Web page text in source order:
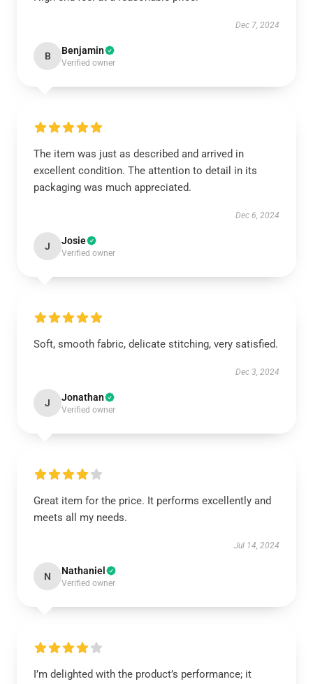
Dec 7, 2024
B Benjamin
Verified owner
The item was just as described and arrived in
excellent condition. The attention to detail in its
packaging was much appreciated.
Dec 6, 2024
J Josie
Verified owner
Soft, smooth fabric, delicate stitching, very satisfied.
Dec 3, 2024
J Jonathan
Verified owner
Great item for the price. It performs excellently and
meets all my needs.
Jul 14, 2024
N Nathaniel
Verified owner
I’m delighted with the product’s performance; it